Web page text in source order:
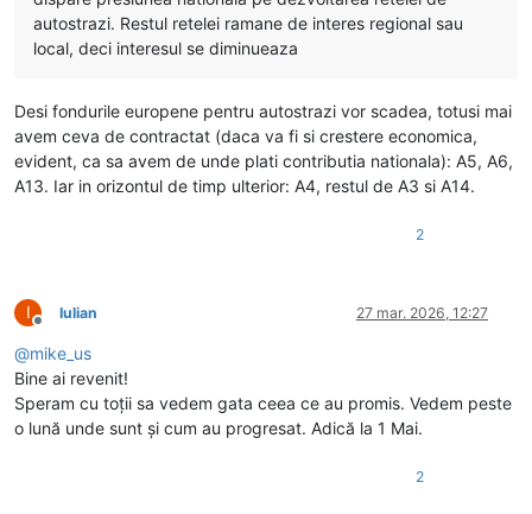
autostrazi. Restul retelei ramane de interes regional sau
local, deci interesul se diminueaza
Desi fondurile europene pentru autostrazi vor scadea, totusi mai
avem ceva de contractat (daca va fi si crestere economica,
evident, ca sa avem de unde plati contributia nationala): A5, A6,
A13. Iar in orizontul de timp ulterior: A4, restul de A3 si A14.
2
I
Deconectat
Iulian 27 mar. 2026, 12:27
@mike_us
Bine ai revenit!
Speram cu toții sa vedem gata ceea ce au promis. Vedem peste
o lună unde sunt și cum au progresat. Adică la 1 Mai.
2